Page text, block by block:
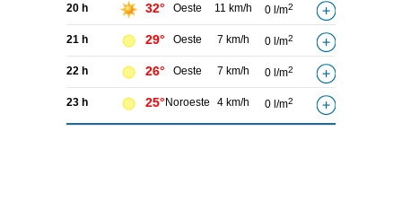
20 h 32° Oeste 11 km/h 0 l/m2
21 h 29° Oeste 7 km/h 0 l/m2
22 h 26° Oeste 7 km/h 0 l/m2
23 h 25° Noroeste 4 km/h 0 l/m2